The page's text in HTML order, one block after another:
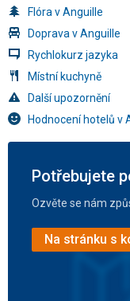
Flóra v Anguille
Doprava v Anguille
Rychlokurz jazyka
Místní kuchyně
Další upozornění
Hodnocení hotelů v
Potřebujete
Ozvěte se nám
Na stránku s